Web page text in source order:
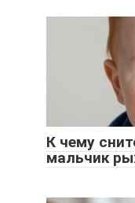
К чему
мальчик